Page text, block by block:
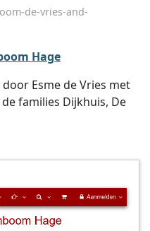
de-vries-and-
Hage
Esme de Vries met
families Dijkhuis, De